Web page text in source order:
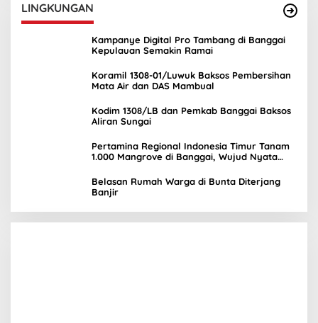
LINGKUNGAN
Kampanye Digital Pro Tambang di Banggai
Kepulauan Semakin Ramai
Koramil 1308-01/Luwuk Baksos Pembersihan
Mata Air dan DAS Mambual
Kodim 1308/LB dan Pemkab Banggai Baksos
Aliran Sungai
Pertamina Regional Indonesia Timur Tanam
1.000 Mangrove di Banggai, Wujud Nyata
Belasan Rumah Warga di Bunta Diterjang
Banjir